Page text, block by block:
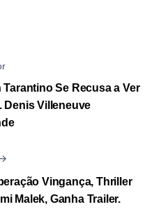
Tarantino Se Recusa a Ver
Denis Villeneuve
Vingança, Thriller
Malek, Ganha Trailer.